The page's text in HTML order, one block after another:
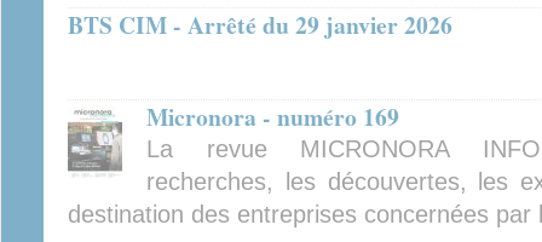
BTS CIM - Arrêté du 29 janvier 2026
Micronora - numéro 169
La revue MICRONORA
recherches, les découvertes, les
destination des entreprises concernées